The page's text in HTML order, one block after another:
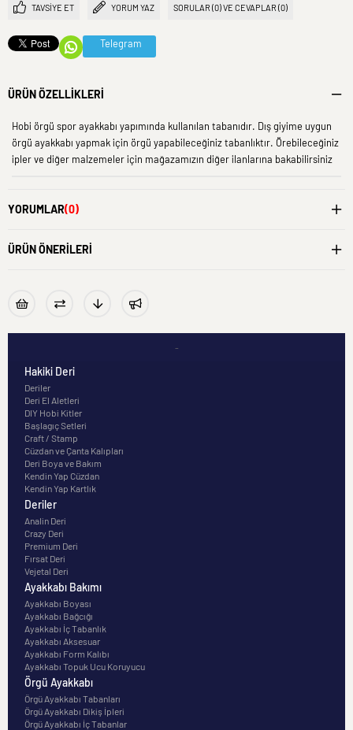
TAVSIYE ET YORUM YAZ SORULAR (0) VE CEVAPLAR (0)
Telegram
ÜRÜN ÖZELLIKLERI
Hobi örgü spor ayakkabı yapımında kullanılan tabanıdır. Dış giyime uygun
örgü ayakkabı yapmak için örgü yapabileceğiniz tabanlıktır. Örebileceğiniz
ipler ve diğer malzemeler için mağazamızın diğer ilanlarına bakabilirsiniz
YORUMLAR(0)
ÜRÜN ÖNERILERI
-
Hakiki Deri
Deriler
Deri El Aletleri
DIY Hobi Kitler
Başlagıç Setleri
Craft / Stamp
Cüzdan ve Çanta Kalıpları
Deri Boya ve Bakım
Kendin Yap Cüzdan
Kendin Yap Kartlık
Deriler
Analin Deri
Crazy Deri
Premium Deri
Fırsat Deri
Vejetal Deri
Ayakkabı Bakımı
Ayakkabı Boyası
Ayakkabı Bağcığı
Ayakkabı İç Tabanlık
Ayakkabı Aksesuar
Ayakkabı Form Kalıbı
Ayakkabı Topuk Ucu Koruyucu
Örgü Ayakkabı
Örgü Ayakkabı Tabanları
Örgü Ayakkabı Dikiş İpleri
Örgü Ayakkabı İç Tabanlar